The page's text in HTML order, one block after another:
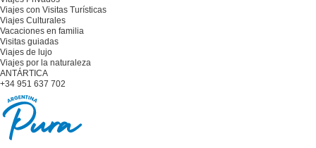
Viajes con Visitas Turísticas
Viajes Culturales
Vacaciones en familia
Visitas guiadas
Viajes de lujo
Viajes por la naturaleza
ANTÁRTICA
+34 951 637 702